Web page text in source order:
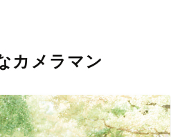
まずは、ラブグラフの撮影事例をご
カメラマン